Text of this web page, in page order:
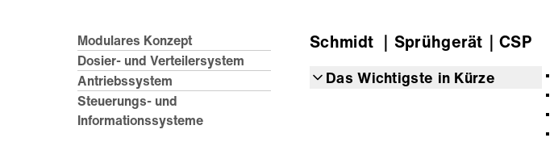
Modulares Konzept
Dosier- und Verteilersystem
Antriebssystem
Steuerungs- und
Informationssysteme
Schmidt ｜Sprühgerät ｜CSP
Das Wichtigste in Kürze